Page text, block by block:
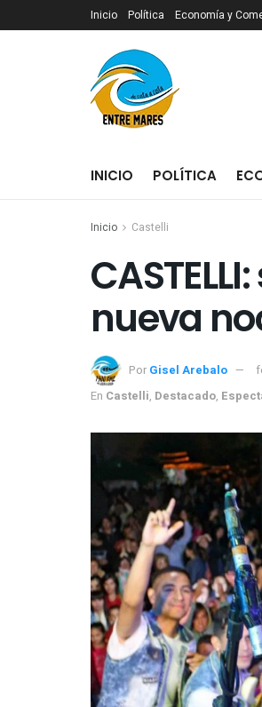
Inicio Política Economía y
INICIO POLÍTICA
Inicio Castelli
nueva
Por Gisel Arebalo
En Castelli, Destacado,